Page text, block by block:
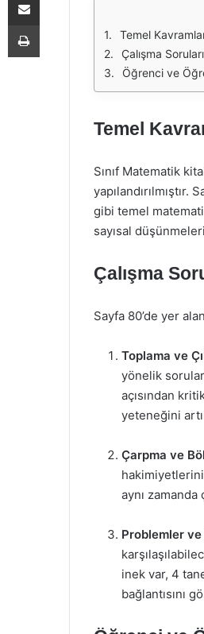
Temel
Çalışma
Öğrenci ve
Temel
Sınıf Matematik
gibi temel
sayısal
Çalışma
Sayfa 80’de yer
Toplama ve
yönelik
açısından
yeteneğini
Çarpma ve
aynı
Problemler
inek var, 4
bağlantısını